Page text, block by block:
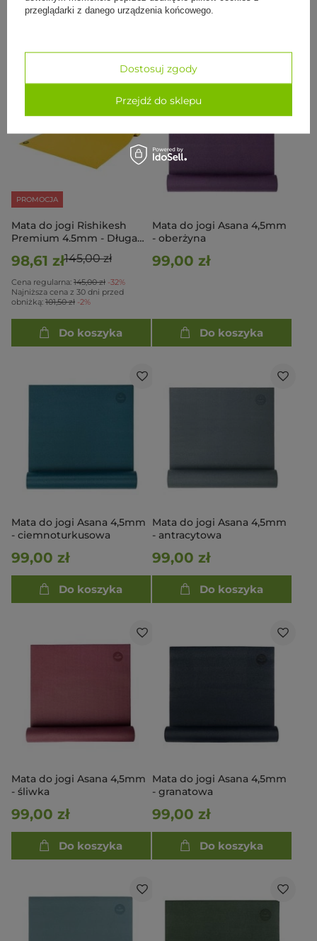
97,50 zł obniżką: 97,50 zł
PROMOCJA
Mata do jogi Rishikesh
Premium 4.5mm - Długa
200cm - musztardowy
98,61 zł145,00 zł
Cena regularna: 145,00 zł -32%
Najniższa cena z 30 dni przed
obniżką: 101,50 zł -2%
Do koszyka
Mata do jogi Asana 4,5mm
- oberżyna
99,00 zł
Do koszyka
Mata do jogi Asana 4,5mm
- ciemnoturkusowa
99,00 zł
Do koszyka
Mata do jogi Asana 4,5mm
- antracytowa
99,00 zł
Do koszyka
Mata do jogi Asana 4,5mm
- śliwka
99,00 zł
Do koszyka
Mata do jogi Asana 4,5mm
- granatowa
99,00 zł
Do koszyka
przeglądarki z danego urządzenia końcowego.
Dostosuj zgody
Przejdź do sklepu